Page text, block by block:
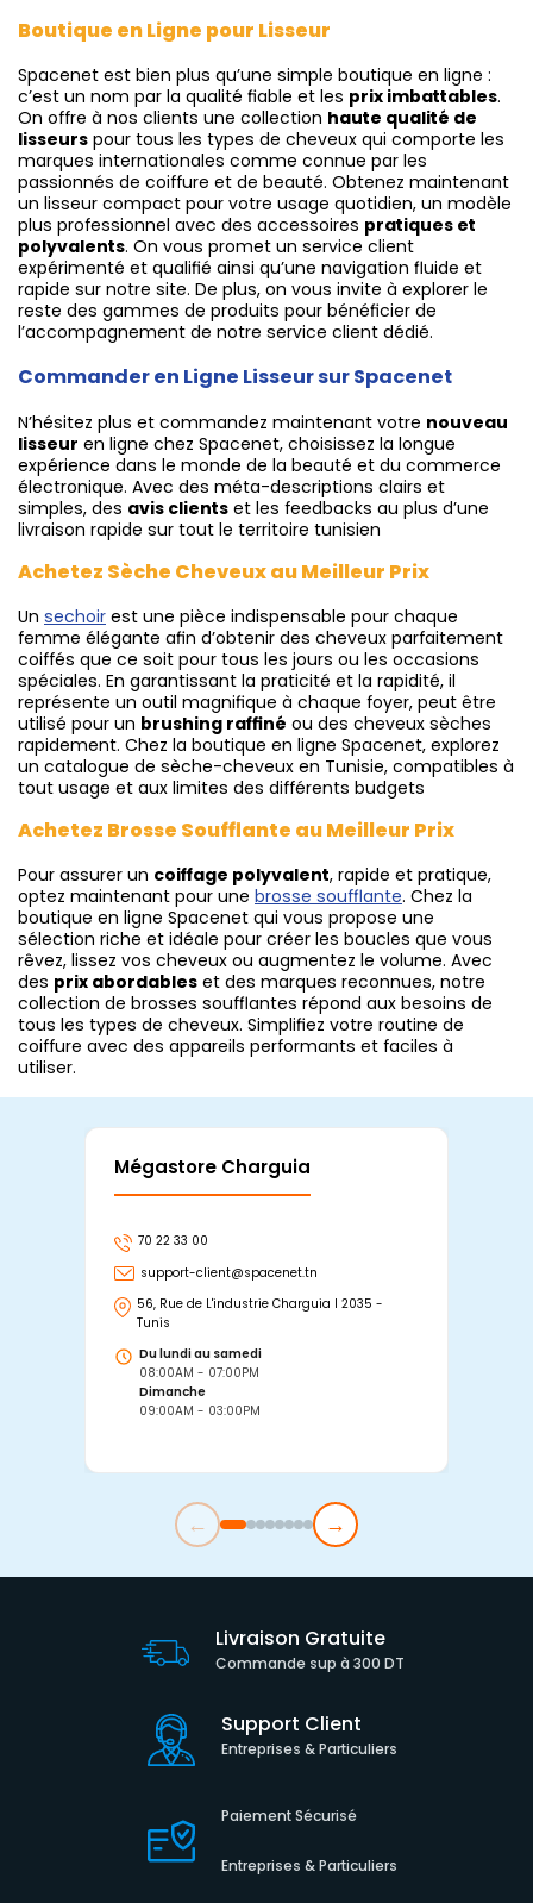
Boutique en Ligne pour Lisseur
Spacenet est bien plus qu’une simple boutique en ligne :
c’est un nom par la qualité fiable et les prix imbattables.
On offre à nos clients une collection haute qualité de
lisseurs pour tous les types de cheveux qui comporte les
marques internationales comme connue par les
passionnés de coiffure et de beauté. Obtenez maintenant
un lisseur compact pour votre usage quotidien, un modèle
plus professionnel avec des accessoires pratiques et
polyvalents. On vous promet un service client
expérimenté et qualifié ainsi qu’une navigation fluide et
rapide sur notre site. De plus, on vous invite à explorer le
reste des gammes de produits pour bénéficier de
l’accompagnement de notre service client dédié.
Commander en Ligne Lisseur sur Spacenet
N’hésitez plus et commandez maintenant votre nouveau
lisseur en ligne chez Spacenet, choisissez la longue
expérience dans le monde de la beauté et du commerce
électronique. Avec des méta-descriptions clairs et
simples, des avis clients et les feedbacks au plus d’une
livraison rapide sur tout le territoire tunisien
Achetez Sèche Cheveux au Meilleur Prix
Un sechoir est une pièce indispensable pour chaque
femme élégante afin d’obtenir des cheveux parfaitement
coiffés que ce soit pour tous les jours ou les occasions
spéciales. En garantissant la praticité et la rapidité, il
représente un outil magnifique à chaque foyer, peut être
utilisé pour un brushing raffiné ou des cheveux sèches
rapidement. Chez la boutique en ligne Spacenet, explorez
un catalogue de sèche-cheveux en Tunisie, compatibles à
tout usage et aux limites des différents budgets
Achetez Brosse Soufflante au Meilleur Prix
Pour assurer un coiffage polyvalent, rapide et pratique,
optez maintenant pour une brosse soufflante. Chez la
boutique en ligne Spacenet qui vous propose une
sélection riche et idéale pour créer les boucles que vous
rêvez, lissez vos cheveux ou augmentez le volume. Avec
des prix abordables et des marques reconnues, notre
collection de brosses soufflantes répond aux besoins de
tous les types de cheveux. Simplifiez votre routine de
coiffure avec des appareils performants et faciles à
utiliser.
Mégastore Charguia
70 22 33 00
support-client@spacenet.tn
56, Rue de L'industrie Charguia I 2035 -
Tunis
Du lundi au samedi
08:00AM - 07:00PM
Dimanche
09:00AM - 03:00PM
← →
Livraison Gratuite
Commande sup à 300 DT
Support Client
Entreprises & Particuliers
Paiement Sécurisé
Entreprises & Particuliers